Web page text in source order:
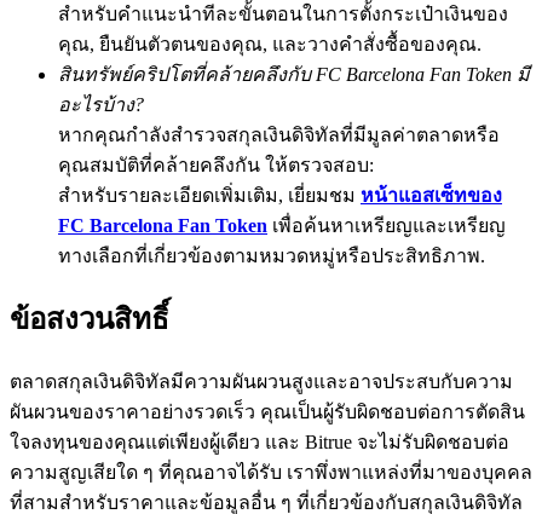
BTC Flexible Staking | Daily Rewards
ศูนย์รางวัล
เข้าสู่ระบบลงชื่อ
สำหรับคำแนะนำทีละขั้นตอนในการตั้งกระเป๋าเงินของ
คุณ, ยืนยันตัวตนของคุณ, และวางคำสั่งซื้อของคุณ.
สินทรัพย์คริปโตที่คล้ายคลึงกับ FC Barcelona Fan Token มี
อะไรบ้าง?
หากคุณกำลังสำรวจสกุลเงินดิจิทัลที่มีมูลค่าตลาดหรือ
คุณสมบัติที่คล้ายคลึงกัน ให้ตรวจสอบ:
สำหรับรายละเอียดเพิ่มเติม, เยี่ยมชม หน้าแอสเซ็ทของ
FC Barcelona Fan Token เพื่อค้นหาเหรียญและเหรียญ
ทางเลือกที่เกี่ยวข้องตามหมวดหมู่หรือประสิทธิภาพ.
ข้อสงวนสิทธิ์
ตลาดสกุลเงินดิจิทัลมีความผันผวนสูงและอาจประสบกับความ
ผันผวนของราคาอย่างรวดเร็ว คุณเป็นผู้รับผิดชอบต่อการตัดสิน
ใจลงทุนของคุณแต่เพียงผู้เดียว และ Bitrue จะไม่รับผิดชอบต่อ
ความสูญเสียใด ๆ ที่คุณอาจได้รับ เราพึ่งพาแหล่งที่มาของบุคคล
ที่สามสำหรับราคาและข้อมูลอื่น ๆ ที่เกี่ยวข้องกับสกุลเงินดิจิทัล